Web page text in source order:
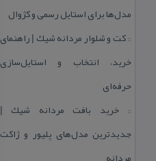
مدل‌ها برای استایل رسمی و كژوال
::كت و شلوار مردانه شیك | راهنمای
خرید، انتخاب و استایل‌سازی
حرفه‌ای
::خرید بافت مردانه شیك |
جدیدترین مدل‌های پلیور و ژاكت